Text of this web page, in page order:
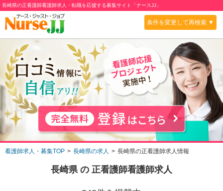
長崎県の正看護師看護師求人・転職を応援する募集サイト「ナースJJ」
条件を変更して再検索 ▼
看護師求人・募集TOP 長崎県の求人 長崎県の正看護師求人情報
長崎県の 正看護師看護師求人